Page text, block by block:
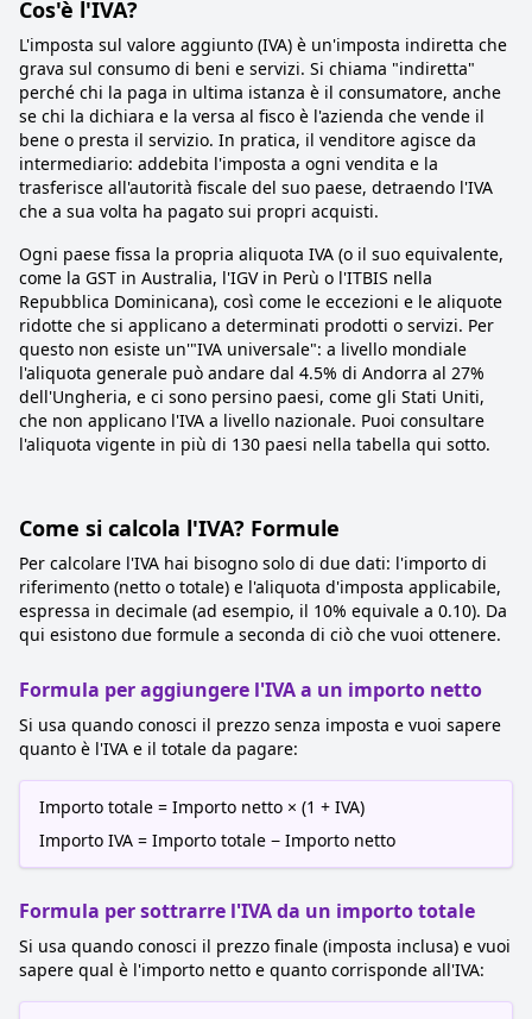
Cos'è l'IVA?
L'imposta sul valore aggiunto (IVA) è un'imposta indiretta che
grava sul consumo di beni e servizi. Si chiama "indiretta"
perché chi la paga in ultima istanza è il consumatore, anche
se chi la dichiara e la versa al fisco è l'azienda che vende il
bene o presta il servizio. In pratica, il venditore agisce da
intermediario: addebita l'imposta a ogni vendita e la
trasferisce all'autorità fiscale del suo paese, detraendo l'IVA
che a sua volta ha pagato sui propri acquisti.
Ogni paese fissa la propria aliquota IVA (o il suo equivalente,
come la GST in Australia, l'IGV in Perù o l'ITBIS nella
Repubblica Dominicana), così come le eccezioni e le aliquote
ridotte che si applicano a determinati prodotti o servizi. Per
questo non esiste un'"IVA universale": a livello mondiale
l'aliquota generale può andare dal 4.5% di Andorra al 27%
dell'Ungheria, e ci sono persino paesi, come gli Stati Uniti,
che non applicano l'IVA a livello nazionale. Puoi consultare
l'aliquota vigente in più di 130 paesi nella tabella qui sotto.
Come si calcola l'IVA? Formule
Per calcolare l'IVA hai bisogno solo di due dati: l'importo di
riferimento (netto o totale) e l'aliquota d'imposta applicabile,
espressa in decimale (ad esempio, il 10% equivale a 0.10). Da
qui esistono due formule a seconda di ciò che vuoi ottenere.
Formula per aggiungere l'IVA a un importo netto
Si usa quando conosci il prezzo senza imposta e vuoi sapere
quanto è l'IVA e il totale da pagare:
Importo totale = Importo netto × (1 + IVA)
Importo IVA = Importo totale − Importo netto
Formula per sottrarre l'IVA da un importo totale
Si usa quando conosci il prezzo finale (imposta inclusa) e vuoi
sapere qual è l'importo netto e quanto corrisponde all'IVA: